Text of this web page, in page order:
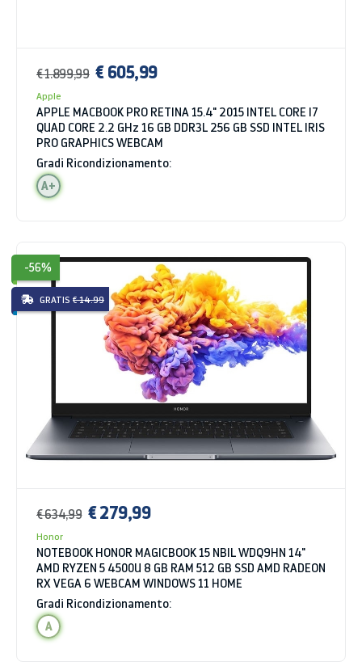
€ 1.899,99 € 605,99
Apple
APPLE MACBOOK PRO RETINA 15.4" 2015 INTEL CORE I7
QUAD CORE 2.2 GHz 16 GB DDR3L 256 GB SSD INTEL IRIS
PRO GRAPHICS WEBCAM
Gradi Ricondizionamento:
A+
-56%
GRATIS € 14.99
€ 634,99 € 279,99
Honor
NOTEBOOK HONOR MAGICBOOK 15 NBIL WDQ9HN 14"
AMD RYZEN 5 4500U 8 GB RAM 512 GB SSD AMD RADEON
RX VEGA 6 WEBCAM WINDOWS 11 HOME
Gradi Ricondizionamento:
A